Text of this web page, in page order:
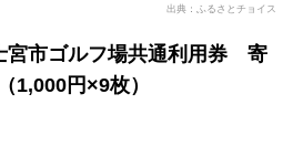
出典：ふるさとチョイス
市ゴルフ場共通利用券 寄
1,000円×9枚）